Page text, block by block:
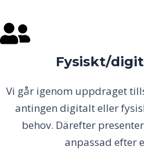
Fysiskt/
Vi går igenom uppdraget
antingen digitalt eller
behov. Därefter
anpassad efter